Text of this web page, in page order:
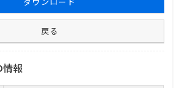
戻る
情報